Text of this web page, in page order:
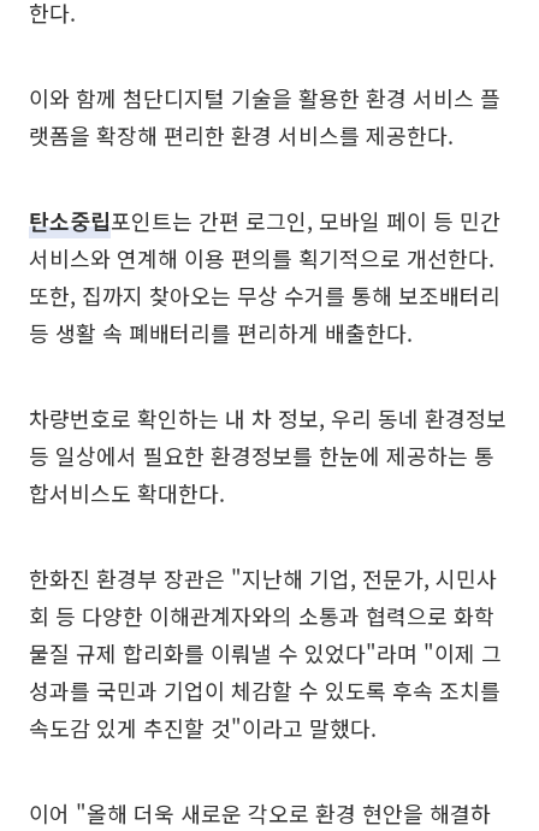
한다.
이와 함께 첨단디지털 기술을 활용한 환경 서비스 플
랫폼을 확장해 편리한 환경 서비스를 제공한다.
탄소중립포인트는 간편 로그인, 모바일 페이 등 민간
서비스와 연계해 이용 편의를 획기적으로 개선한다.
또한, 집까지 찾아오는 무상 수거를 통해 보조배터리
등 생활 속 폐배터리를 편리하게 배출한다.
차량번호로 확인하는 내 차 정보, 우리 동네 환경정보
등 일상에서 필요한 환경정보를 한눈에 제공하는 통
합서비스도 확대한다.
한화진 환경부 장관은 "지난해 기업, 전문가, 시민사
회 등 다양한 이해관계자와의 소통과 협력으로 화학
물질 규제 합리화를 이뤄낼 수 있었다"라며 "이제 그
성과를 국민과 기업이 체감할 수 있도록 후속 조치를
속도감 있게 추진할 것"이라고 말했다.
이어 "올해 더욱 새로운 각오로 환경 현안을 해결하